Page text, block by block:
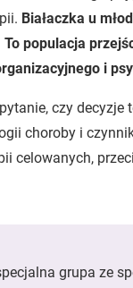
Białaczka u
populacja
i
czy
choroby i
celowanych,
grupa ze